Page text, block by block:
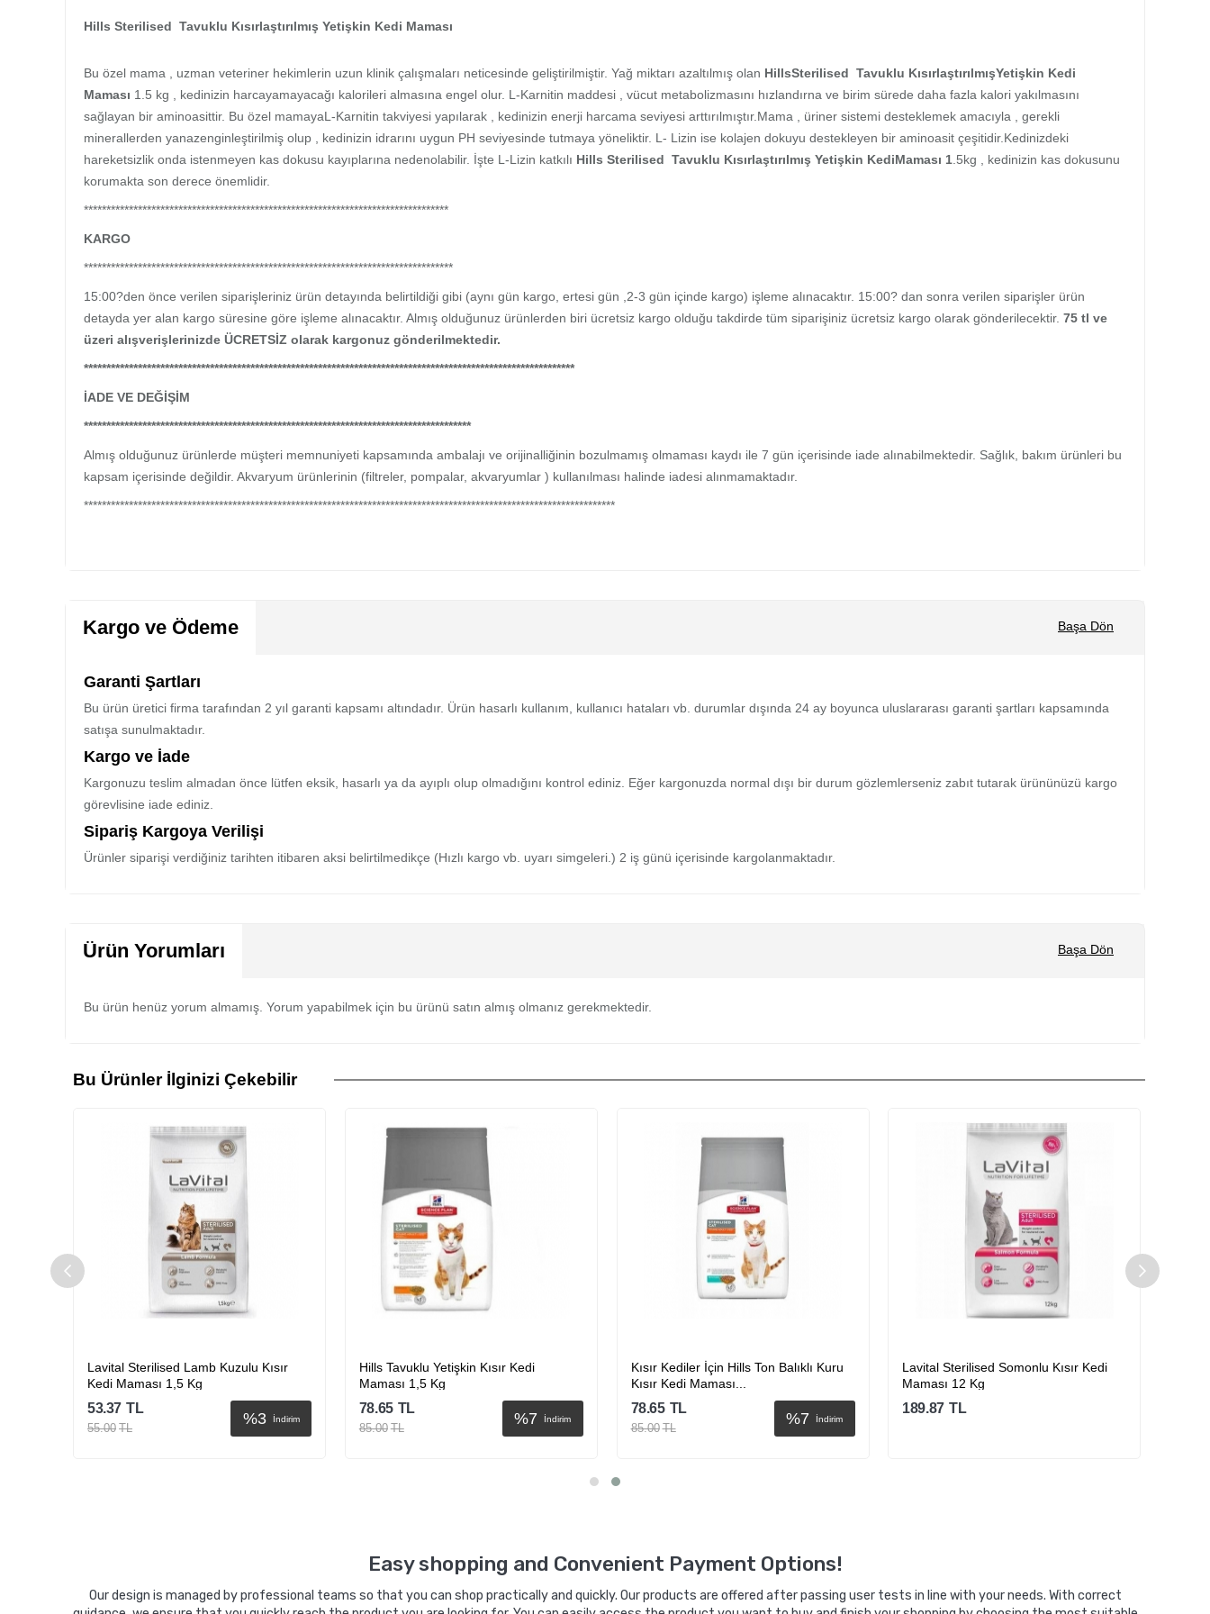
Hills Sterilised Tavuklu Kısırlaştırılmış Yetişkin Kedi Maması
Bu özel mama , uzman veteriner hekimlerin uzun klinik çalışmaları neticesinde geliştirilmiştir. Yağ miktarı azaltılmış olan HillsSterilised Tavuklu KısırlaştırılmışYetişkin Kedi
Maması 1.5 kg , kedinizin harcayamayacağı kalorileri almasına engel olur. L-Karnitin maddesi , vücut metabolizmasını hızlandırna ve birim sürede daha fazla kalori yakılmasını
sağlayan bir aminoasittir. Bu özel mamayaL-Karnitin takviyesi yapılarak , kedinizin enerji harcama seviyesi arttırılmıştır.Mama , üriner sistemi desteklemek amacıyla , gerekli
minerallerden yanazenginleştirilmiş olup , kedinizin idrarını uygun PH seviyesinde tutmaya yöneliktir. L- Lizin ise kolajen dokuyu destekleyen bir aminoasit çeşitidir.Kedinizdeki
hareketsizlik onda istenmeyen kas dokusu kayıplarına nedenolabilir. İşte L-Lizin katkılı Hills Sterilised Tavuklu Kısırlaştırılmış Yetişkin KediMaması 1 .5kg , kedinizin kas dokusunu
korumakta son derece önemlidir.
*********************************************************************************
KARGO
**********************************************************************************
15:00?den önce verilen siparişleriniz ürün detayında belirtildiği gibi (aynı gün kargo, ertesi gün ,2-3 gün içinde kargo) işleme alınacaktır. 15:00? dan sonra verilen siparişler ürün
detayda yer alan kargo süresine göre işleme alınacaktır. Almış olduğunuz ürünlerden biri ücretsiz kargo olduğu takdirde tüm siparişiniz ücretsiz kargo olarak gönderilecektir. 75 tl ve
üzeri alışverişlerinizde ÜCRETSİZ olarak kargonuz gönderilmektedir.
*************************************************************************************************************
İADE VE DEĞİŞİM
**************************************************************************************
Almış olduğunuz ürünlerde müşteri memnuniyeti kapsamında ambalajı ve orijinalliğinin bozulmamış olmaması kaydı ile 7 gün içerisinde iade alınabilmektedir. Sağlık, bakım ürünleri bu
kapsam içerisinde değildir. Akvaryum ürünlerinin (filtreler, pompalar, akvaryumlar ) kullanılması halinde iadesi alınmamaktadır.
**********************************************************************************************************************
Kargo ve Ödeme Başa Dön
Garanti Şartları
Bu ürün üretici firma tarafından 2 yıl garanti kapsamı altındadır. Ürün hasarlı kullanım, kullanıcı hataları vb. durumlar dışında 24 ay boyunca uluslararası garanti şartları kapsamında
satışa sunulmaktadır.
Kargo ve İade
Kargonuzu teslim almadan önce lütfen eksik, hasarlı ya da ayıplı olup olmadığını kontrol ediniz. Eğer kargonuzda normal dışı bir durum gözlemlerseniz zabıt tutarak ürününüzü kargo
görevlisine iade ediniz.
Sipariş Kargoya Verilişi
Ürünler siparişi verdiğiniz tarihten itibaren aksi belirtilmedikçe (Hızlı kargo vb. uyarı simgeleri.) 2 iş günü içerisinde kargolanmaktadır.
Ürün Yorumları Başa Dön
Bu ürün henüz yorum almamış. Yorum yapabilmek için bu ürünü satın almış olmanız gerekmektedir.
Bu Ürünler İlginizi Çekebilir
Lavital Sterilised Lamb Kuzulu Kısır
Kedi Maması 1,5 Kg
%3 İndirim
53.37 TL
55.00 TL
Hills Tavuklu Yetişkin Kısır Kedi
Maması 1,5 Kg
%7 İndirim
78.65 TL
85.00 TL
Kısır Kediler İçin Hills Ton Balıklı Kuru
Kısır Kedi Maması...
%7 İndirim
78.65 TL
85.00 TL
Lavital Sterilised Somonlu Kısır Kedi
Maması 12 Kg
189.87 TL
Easy shopping and Convenient Payment Options!
Our design is managed by professional teams so that you can shop practically and quickly. Our products are offered after passing user tests in line with your needs. With correct